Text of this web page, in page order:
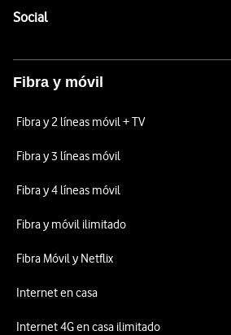
SocialEnlaces a las redes sociales de
Fibra y móvil
Fibra y 2 líneas móvil + TV
Fibra y 3 líneas móvil
Fibra y 4 líneas móvil
Fibra y móvil ilimitado
Fibra Móvil y Netflix
Internet en casa
Internet 4G en casa ilimitado